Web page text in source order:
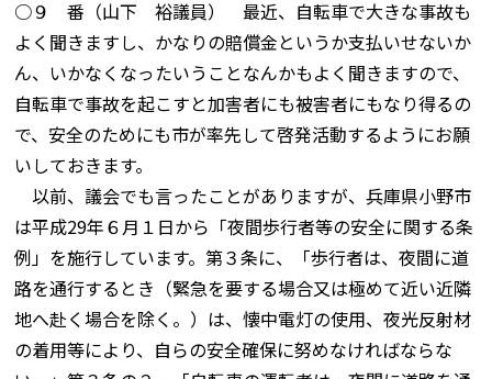
○９ 番（山下 裕議員） 最近、自転車で大きな事故も
よく聞きますし、かなりの賠償金というか支払いせないか
ん、いかなくなったいうことなんかもよく聞きますので、
自転車で事故を起こすと加害者にも被害者にもなり得るの
で、安全のためにも市が率先して啓発活動するようにお願
いしておきます。
以前、議会でも言ったことがありますが、兵庫県小野市
は平成29年６月１日から「夜間歩行者等の安全に関する条
例」を施行しています。第３条に、「歩行者は、夜間に道
路を通行するとき（緊急を要する場合又は極めて近い近隣
地へ赴く場合を除く。）は、懐中電灯の使用、夜光反射材
の着用等により、自らの安全確保に努めなければならな